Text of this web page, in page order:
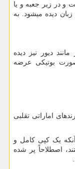
و در زیر جعبه و یا
دیده میشود. به
دیور نیز دیده
بوتیکی عرضه
اماراتی تقلبی
آنکه یک کپی کامل و
اصطلاحاً پر شده